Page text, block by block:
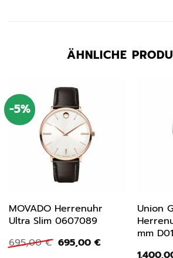
ÄHNLICHE
-5%
MOVADO Herrenuhr
Ultra Slim 0607089
695,00€ Ursprünglicher
Preis
695,00 €Aktueller
Union
mm